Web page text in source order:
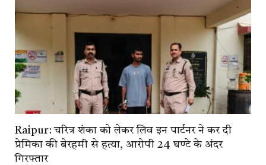
Raipur: चरित्र शंका को लेकर लिव इन पार्टनर ने कर दी
प्रेमिका की बेरहमी से हत्या, आरोपी 24 घण्टे के अंदर
गिरफ्तार